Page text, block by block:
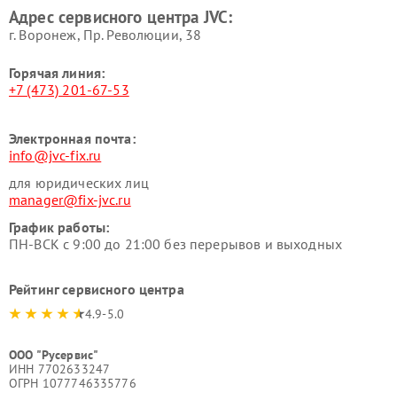
Адрес сервисного центра JVC:
г. Воронеж, Пр. Революции, 38
Горячая линия:
+7 (473) 201-67-53
Электронная почта:
info@jvc-fix.ru
для юридических лиц
manager@fix-jvc.ru
График работы:
ПН-ВСК с 9:00 до 21:00 без перерывов и выходных
Рейтинг сервисного центра
4.9-5.0
ООО "Русервис"
ИНН 7702633247
ОГРН 1077746335776